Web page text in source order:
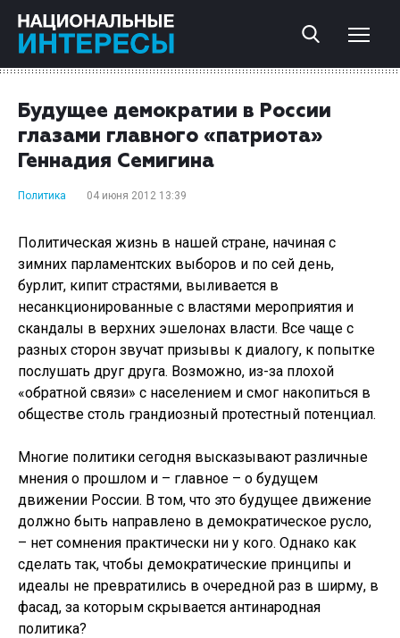
Будущее демократии в России
глазами главного «патриота»
Геннадия Семигина
Политика 04 июня 2012 13:39
Политическая жизнь в нашей стране, начиная с
зимних парламентских выборов и по сей день,
бурлит, кипит страстями, выливается в
несанкционированные с властями мероприятия и
скандалы в верхних эшелонах власти. Все чаще с
разных сторон звучат призывы к диалогу, к попытке
послушать друг друга. Возможно, из-за плохой
«обратной связи» с населением и смог накопиться в
обществе столь грандиозный протестный потенциал.
Многие политики сегодня высказывают различные
мнения о прошлом и – главное – о будущем
движении России. В том, что это будущее движение
должно быть направлено в демократическое русло,
– нет сомнения практически ни у кого. Однако как
сделать так, чтобы демократические принципы и
идеалы не превратились в очередной раз в ширму, в
фасад, за которым скрывается антинародная
политика?